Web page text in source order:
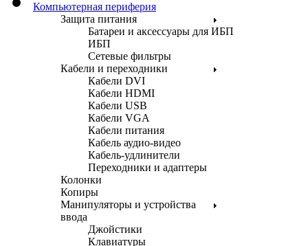
Компьютерная периферия
Защита питания
Батареи и аксессуары для ИБП
ИБП
Сетевые фильтры
Кабели и переходники
Кабели DVI
Кабели HDMI
Кабели USB
Кабели VGA
Кабели питания
Кабель аудио-видео
Кабель-удлинители
Переходники и адаптеры
Колонки
Копиры
Манипуляторы и устройства
ввода
Джойстики
Клавиатуры